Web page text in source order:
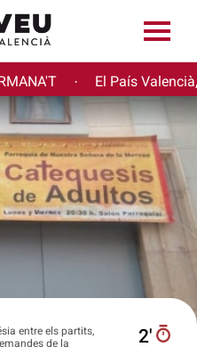
· El País
entre els partits,
de la
2′